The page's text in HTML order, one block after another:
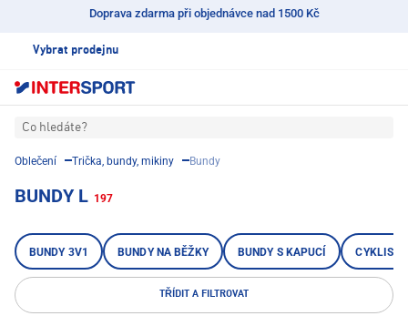
Doprava zdarma při objednávce nad 1500 Kč
Vybrat prodejnu
Co hledáte?
Oblečení Trička, bundy, mikiny Bundy
BUNDY L 197
BUNDY 3V1 BUNDY NA BĚŽKY BUNDY S KAPUCÍ
TŘÍDIT A FILTROVAT